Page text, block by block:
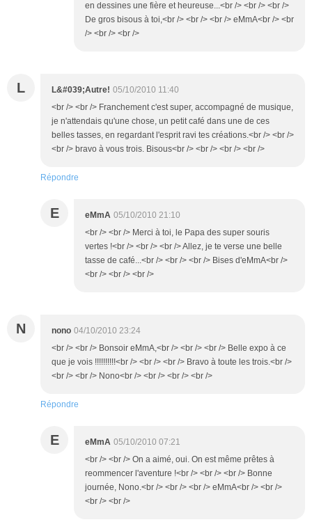
en dessines une fière et heureuse...<br /> <br /> <br />
De gros bisous à toi,<br /> <br /> <br /> eMmA<br /> <br
/> <br /> <br />
L L&#039;Autre! 05/10/2010 11:40
<br /> <br /> Franchement c'est super, accompagné de musique,
je n'attendais qu'une chose, un petit café dans une de ces
belles tasses, en regardant l'esprit ravi tes créations.<br /> <br />
<br /> bravo à vous trois. Bisous<br /> <br /> <br /> <br />
Répondre
E eMmA 05/10/2010 21:10
<br /> <br /> Merci à toi, le Papa des super souris
vertes !<br /> <br /> <br /> Allez, je te verse une belle
tasse de café...<br /> <br /> <br /> Bises d'eMmA<br />
<br /> <br /> <br />
N nono 04/10/2010 23:24
<br /> <br /> Bonsoir eMmA,<br /> <br /> <br /> Belle expo à ce
que je vois !!!!!!!!!!<br /> <br /> <br /> Bravo à toute les trois.<br />
<br /> <br /> Nono<br /> <br /> <br /> <br />
Répondre
E eMmA 05/10/2010 07:21
<br /> <br /> On a aimé, oui. On est même prêtes à
reommencer l'aventure !<br /> <br /> <br /> Bonne
journée, Nono.<br /> <br /> <br /> eMmA<br /> <br />
<br /> <br />